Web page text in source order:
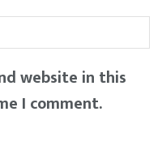
website in this
I comment.